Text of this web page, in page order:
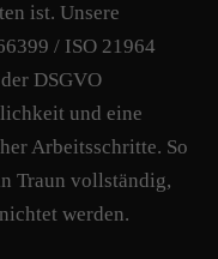
ist. Unsere
/ ISO 21964
DSGVO
und eine
Arbeitsschritte. So
Traun vollständig,
werden.